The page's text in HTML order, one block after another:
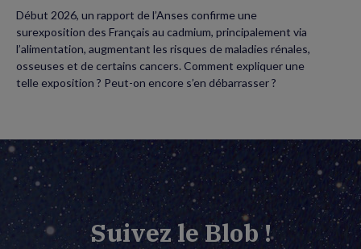
Début 2026, un rapport de l’Anses confirme une
surexposition des Français au cadmium, principalement via
l’alimentation, augmentant les risques de maladies rénales,
osseuses et de certains cancers. Comment expliquer une
telle exposition ? Peut-on encore s’en débarrasser ?
Suivez le Blob !